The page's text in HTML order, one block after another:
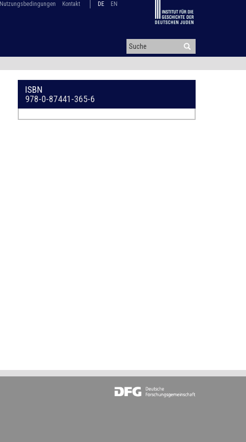
Nutzungsbedingungen Kontakt DE EN
ISBN
978-0-87441-365-6